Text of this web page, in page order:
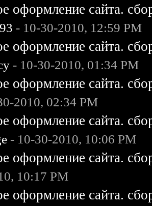
оформление сайта.
- 10-30-2010, 12:59 PM
оформление сайта.
- 10-30-2010, 01:34 PM
оформление сайта.
2010, 02:34 PM
оформление сайта.
- 10-30-2010, 10:06 PM
оформление сайта.
10:17 PM
оформление сайта.